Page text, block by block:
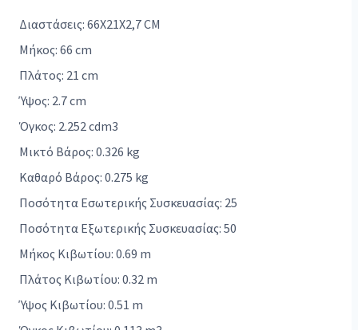
Διαστάσεις: 66X21X2,7 CM
Μήκος: 66 cm
Πλάτος: 21 cm
Ύψος: 2.7 cm
Όγκος: 2.252 cdm3
Μικτό Βάρος: 0.326 kg
Καθαρό Βάρος: 0.275 kg
Ποσότητα Εσωτερικής Συσκευασίας: 25
Ποσότητα Εξωτερικής Συσκευασίας: 50
Μήκος Κιβωτίου: 0.69 m
Πλάτος Κιβωτίου: 0.32 m
Ύψος Κιβωτίου: 0.51 m